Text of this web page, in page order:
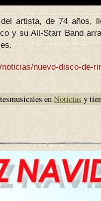
artista, de 74 años,
y su All-Starr Band
nuevo-disco-de-
enNoticias y